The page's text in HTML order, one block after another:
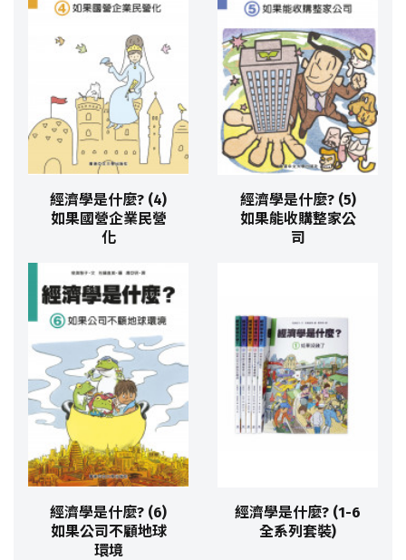
經濟學是什麼? (4)
如果國營企業民營
化
經濟學是什麼? (5)
如果能收購整家公
司
經濟學是什麼? (6)
如果公司不顧地球
環境
經濟學是什麼? (1-6
全系列套裝)